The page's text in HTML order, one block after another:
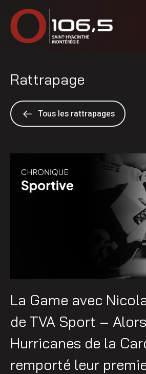
Rattrapage
Tous les rattrapages
La Game avec
de TVA Sport –
Hurricanes de la
remporté leur